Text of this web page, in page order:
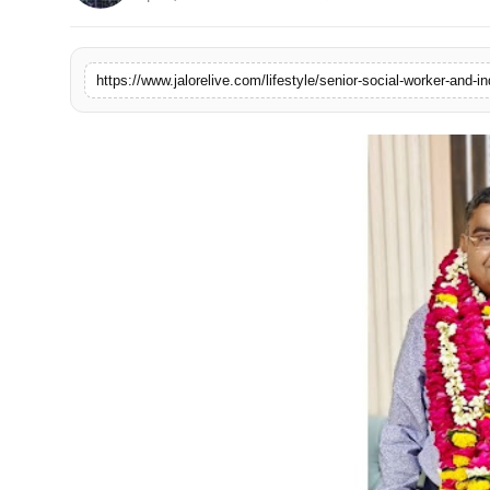
https://www.jalorelive.com/lifestyle/senior-social-worker-and-